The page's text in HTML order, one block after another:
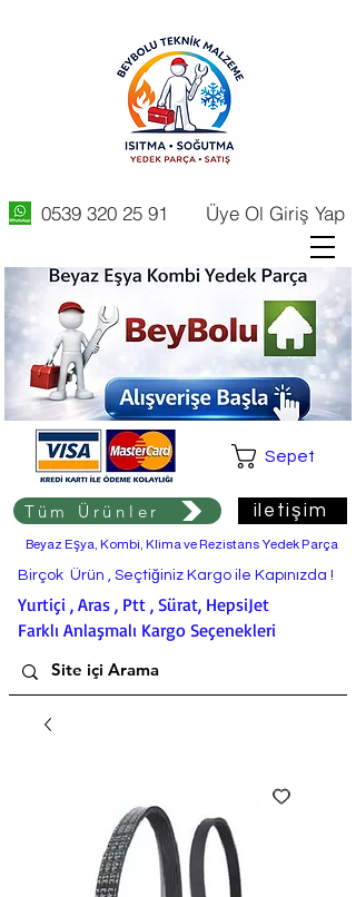
Üye Ol Giriş Yap
0539 320 25 91
Tüm Ürünler
Beyaz Eşya, Kombi, Klima ve Rezistans Yedek Parça
Sepet
iletişim
Birçok Ürün , Seçtiğiniz Kargo ile Kapınızda !
Yurtiçi , Aras , Ptt , Sürat, HepsiJet
Farklı Anlaşmalı Kargo Seçenekleri